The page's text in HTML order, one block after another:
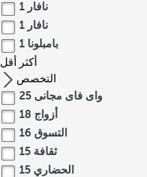
نافار 1
نافار 1
بامبلونا 1
أكثر
أقل
التخصص
واى فاى مجانى 25
أزواج 18
التسوق 16
ثقافة 15
الحضاري 15